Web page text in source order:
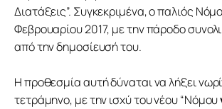
Διατάξεις”. Συγκεκριμένα, ο παλιός
Φεβρουαρίου 2017, με την πάροδο
από την δημοσίευσή του.
Η προθεσμία αυτή δύναται να λήξει
τετράμηνο, με την ισχύ του νέου “Νόμου